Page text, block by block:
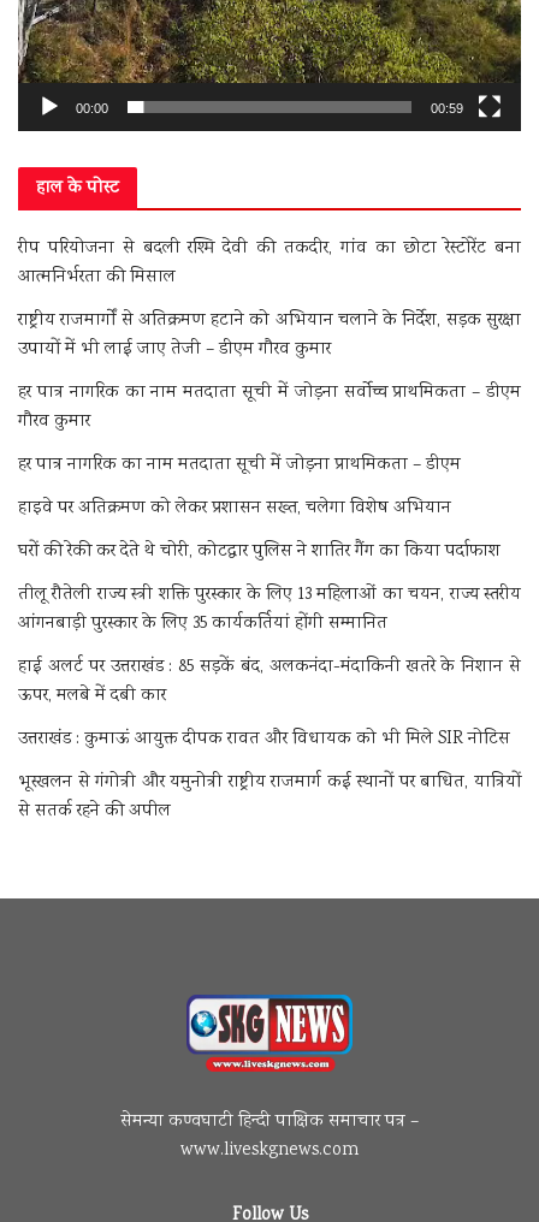
00:00 00:59
हाल के पोस्ट
रीप परियोजना से बदली रश्मि देवी की तकदीर, गांव का छोटा रेस्टोरेंट बना
आत्मनिर्भरता की मिसाल
राष्ट्रीय राजमार्गों से अतिक्रमण हटाने को अभियान चलाने के निर्देश, सड़क सुरक्षा
उपायों में भी लाई जाए तेजी – डीएम गौरव कुमार
हर पात्र नागरिक का नाम मतदाता सूची में जोड़ना सर्वोच्च प्राथमिकता – डीएम
गौरव कुमार
हर पात्र नागरिक का नाम मतदाता सूची में जोड़ना प्राथमिकता – डीएम
हाइवे पर अतिक्रमण को लेकर प्रशासन सख्त, चलेगा विशेष अभियान
घरों की रेकी कर देते थे चोरी, कोटद्वार पुलिस ने शातिर गैंग का किया पर्दाफाश
तीलू रौतेली राज्य स्त्री शक्ति पुरस्कार के लिए 13 महिलाओं का चयन, राज्य स्तरीय
आंगनबाड़ी पुरस्कार के लिए 35 कार्यकर्तियां होंगी सम्मानित
हाई अलर्ट पर उत्तराखंड : 85 सड़कें बंद, अलकनंदा-मंदाकिनी खतरे के निशान से
ऊपर, मलबे में दबी कार
उत्तराखंड : कुमाऊं आयुक्त दीपक रावत और विधायक को भी मिले SIR नोटिस
भूस्खलन से गंगोत्री और यमुनोत्री राष्ट्रीय राजमार्ग कई स्थानों पर बाधित, यात्रियों
से सतर्क रहने की अपील
सेमन्या कण्वघाटी हिन्दी पाक्षिक समाचार पत्र –
www.liveskgnews.com
Follow Us